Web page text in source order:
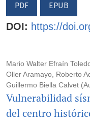
PDF EPUB
DOI: https://
Mario Walter Efraín
Oller Aramayo, Roberto
Guillermo Biella Calvet
Vulnerabilidad
del centro